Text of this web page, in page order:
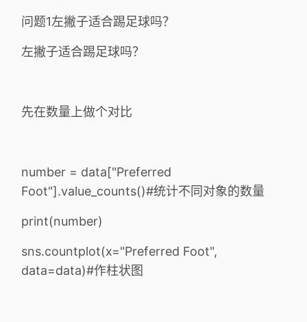
问题1左撇子适合踢足球吗？
左撇子适合踢足球吗？
先在数量上做个对比
number = data["Preferred
Foot"].value_counts()#统计不同对象的数量
print(number)
sns.countplot(x="Preferred Foot",
data=data)#作柱状图